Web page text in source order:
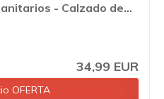
- Calzado de...
34,99 EUR
OFERTA